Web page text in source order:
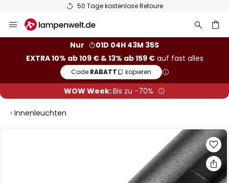
50 Tage kostenlose Retoure
Inhalt
Nur
01D 04H 43M 35S
EXTRA 10% ab 109 € & 13% ab 159 €auf fast alles
Code:RABATT kopieren
WOW Week:Bis zu -70%
Innenleuchten